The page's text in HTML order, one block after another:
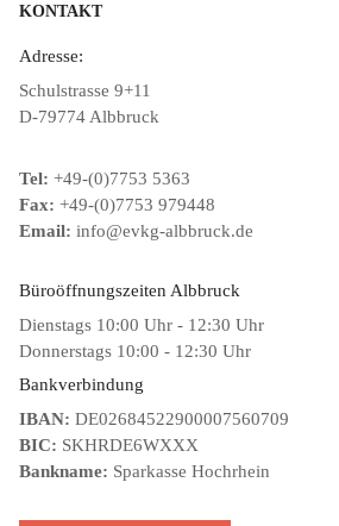
KONTAKT
Adresse:
Schulstrasse 9+11
D-79774 Albbruck
Tel: +49-(0)7753 5363
Fax: +49-(0)7753 979448
Email: info@evkg-albbruck.de
Büroöffnungszeiten Albbruck
Dienstags 10:00 Uhr - 12:30 Uhr
Donnerstags 10:00 - 12:30 Uhr
Bankverbindung
IBAN: DE02684522900007560709
BIC: SKHRDE6WXXX
Bankname: Sparkasse Hochrhein